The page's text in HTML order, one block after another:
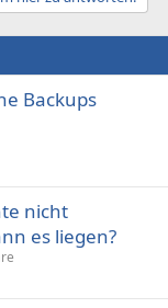
Backups
nicht
es liegen?